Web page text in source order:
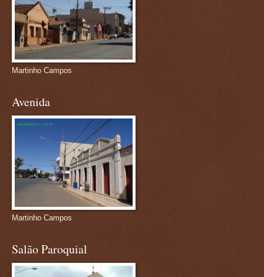
Martinho Campos
Avenida
Martinho Campos
Salão Paroquial